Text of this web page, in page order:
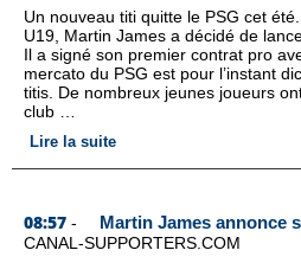
Un nouveau titi quitte le PSG cet
U19, Martin James a décidé de
Il a signé son premier contrat pro
mercato du PSG est pour l’instant
titis. De nombreux jeunes joueurs
club …
Lire la suite
08:57 - Martin James annonce
CANAL-SUPPORTERS.COM